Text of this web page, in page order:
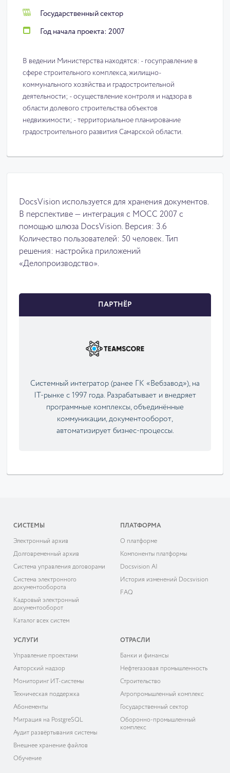
Государственный сектор
Год начала проекта: 2007
В ведении Министерства находятся: - госуправление в
сфере строительного комплекса, жилищно-
коммунального хозяйства и градостроительной
деятельности; - осуществление контроля и надзора в
области долевого строительства объектов
недвижимости; - территориальное планирование
градостроительного развития Самарской области.
DocsVision используется для хранения документов.
В перспективе — интеграция с МОСС 2007 с
помощью шлюза DocsVision. Версия: 3.6
Количество пользователей: 50 человек. Тип
решения: настройка приложений
«Делопроизводство».
ПАРТНЁР
Системный интегратор (ранее ГК «Вебзавод»), на
IT-рынке с 1997 года. Разрабатывает и внедряет
программные комплексы, объединённые
коммуникации, документооборот,
автоматизирует бизнес-процессы.
СИСТЕМЫ
Электронный архив
Долговременный архив
Система управления договорами
Система электронного
документооборота
Кадровый электронный
документооборот
Каталог всех систем
ПЛАТФОРМА
О платформе
Компоненты платформы
Docsvision AI
История изменений Docsvision
FAQ
УСЛУГИ
Управление проектами
Авторский надзор
Мониторинг ИТ-системы
Техническая поддержка
Абонементы
Миграция на PostgreSQL
Аудит развёртывания системы
Внешнее хранение файлов
Обучение
ОТРАСЛИ
Банки и финансы
Нефтегазовая промышленность
Строительство
Агропромышленный комплекс
Государственный сектор
Оборонно-промышленный
комплекс